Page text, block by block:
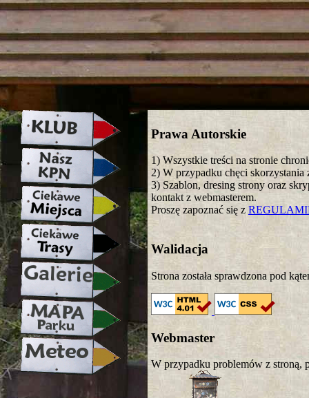
strona w naprawie zapraszamy
Prawa Autorskie
1) Wszystkie treści na stronie
2) W przypadku chęci skorzystania
3) Szablon, dresing strony oraz
kontakt z webmasterem.
Proszę zapoznać się z
Walidacja
Strona została sprawdzona pod
Webmaster
W przypadku problemów z stroną,